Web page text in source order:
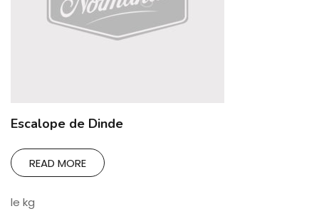
Escalope de Dinde
READ MORE
le kg